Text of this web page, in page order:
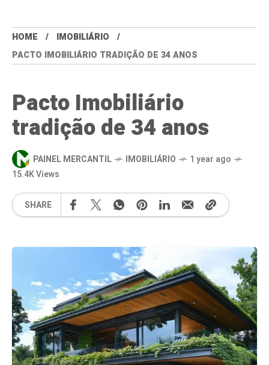
HOME
IMOBILIÁRIO
PACTO IMOBILIÁRIO TRADIÇÃO DE 34 ANOS
Pacto Imobiliário
tradição de 34 anos
PAINEL MERCANTIL IMOBILIÁRIO
1 year ago
15.4K Views
SHARE